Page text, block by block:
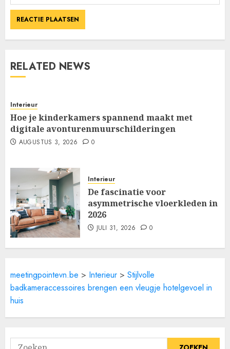
RELATED NEWS
Interieur
Hoe je kinderkamers spannend maakt met
digitale avonturenmuurschilderingen
AUGUSTUS 3, 2026 0
Interieur
De fascinatie voor
asymmetrische vloerkleden in
2026
JULI 31, 2026 0
meetingpointevn.be > Interieur > Stijlvolle
badkameraccessoires brengen een vleugje hotelgevoel in
huis
Zoeken